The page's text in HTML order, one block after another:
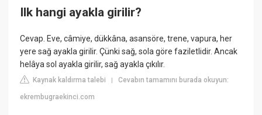
Ilk hangi ayakla girilir?
Cevap. Eve, câmiye, dükkâna, asansöre, trene, vapura, her
yere sağ ayakla girilir. Çünki sağ, sola göre faziletlidir. Ancak
helâya sol ayakla girilir, sağ ayakla çıkılır.
Kaynak kaldırma talebi |Cevabın tamamını burada okuyun:
ekrembugraekinci.com